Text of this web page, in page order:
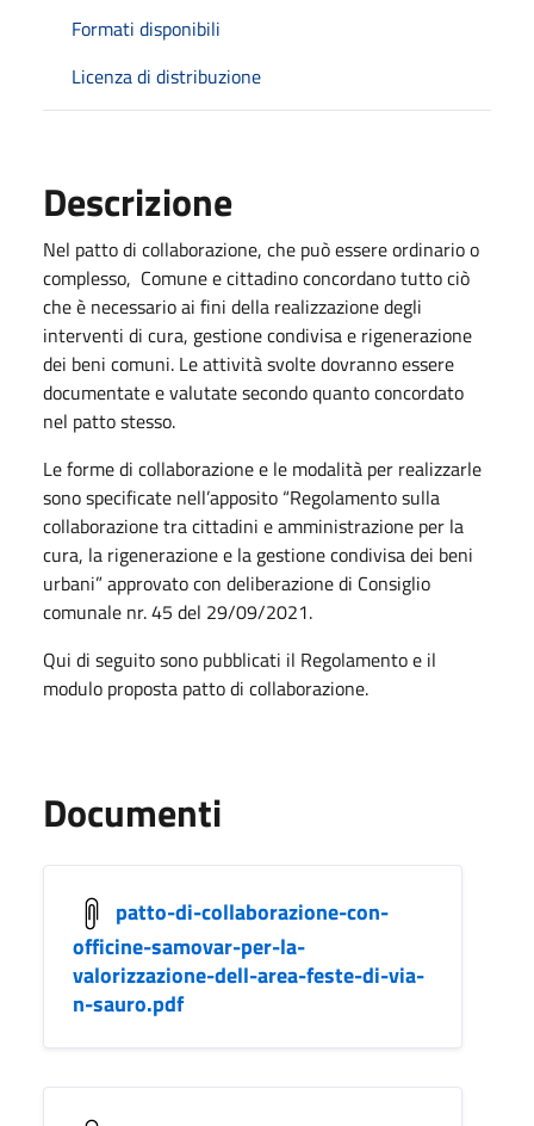
Formati disponibili
Licenza di distribuzione
Descrizione
Nel patto di collaborazione, che può essere ordinario o
complesso, Comune e cittadino concordano tutto ciò
che è necessario ai fini della realizzazione degli
interventi di cura, gestione condivisa e rigenerazione
dei beni comuni. Le attività svolte dovranno essere
documentate e valutate secondo quanto concordato
nel patto stesso.
Le forme di collaborazione e le modalità per realizzarle
sono specificate nell’apposito “Regolamento sulla
collaborazione tra cittadini e amministrazione per la
cura, la rigenerazione e la gestione condivisa dei beni
urbani” approvato con deliberazione di Consiglio
comunale nr. 45 del 29/09/2021.
Qui di seguito sono pubblicati il Regolamento e il
modulo proposta patto di collaborazione.
Documenti
patto-di-collaborazione-con-
officine-samovar-per-la-
valorizzazione-dell-area-feste-di-via-
n-sauro.pdf